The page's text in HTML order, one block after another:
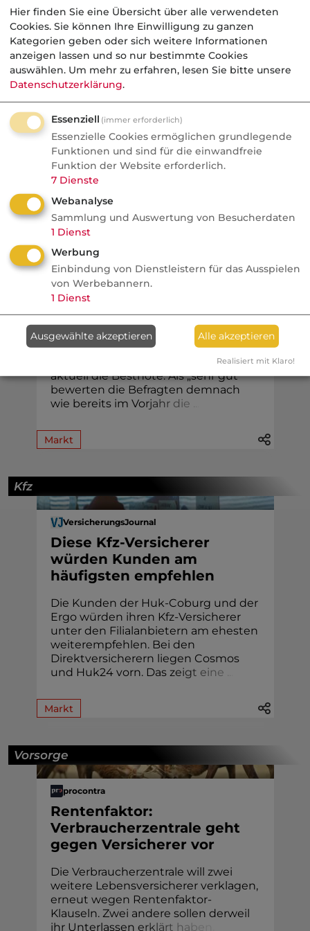
Sorgen um Deutschlands
Kreditwürdigkeit
Die Bundesrepublik gehört zu den rund
einem Dutzend Staaten weltweit, denen
die Ratingagenturen mit der Bestnote
AAA höchste Zahlungsfähigkeit
bescheinigen. Diese Einstufung könnte
jetzt ...
Komposit
VersicherungsJournal
Die fairsten
Rechtsschutzversicherer
aus Maklersicht
Einer Studie von Servicevalue und
Focus Money zufolge erreichen drei
von acht getesteten Anbietern
aktuell die Bestnote. Als „sehr gut“
bewerten die Befragten demnach
wie bereits im Vorjahr die
Markt
Kfz
VersicherungsJournal
Diese Kfz-Versicherer
würden Kunden am
häufigsten empfehlen
Die Kunden der Huk-Coburg und der
Ergo würden ihren Kfz-Versicherer
unter den Filialanbietern am ehesten
weiterempfehlen. Bei den
Direktversicherern liegen Cosmos
und Huk24 vorn. Das zeigt eine
Markt
Vorsorge
procontra
Rentenfaktor:
Verbraucherzentrale geht
gegen Versicherer vor
Die Verbraucherzentrale will zwei
weitere Lebensversicherer verklagen,
erneut wegen Rentenfaktor-
Klauseln. Zwei andere sollen derweil
ihr Unterlassen erklärt habe
Hier finden Sie eine Übersicht über alle verwendeten
Cookies. Sie können Ihre Einwilligung zu ganzen
Kategorien geben oder sich weitere Informationen
anzeigen lassen und so nur bestimmte Cookies
auswählen. Um mehr zu erfahren, lesen Sie bitte unsere
Datenschutzerklärung.
Essenziell (immer erforderlich)
Essenzielle Cookies ermöglichen grundlegende
Funktionen und sind für die einwandfreie
Funktion der Website erforderlich.
7 Dienste
Webanalyse
Sammlung und Auswertung von Besucherdaten
1 Dienst
Werbung
Einbindung von Dienstleistern für das Ausspielen
von Werbebannern.
1 Dienst
Ausgewählte akzeptieren Alle akzeptieren
Realisiert mit Klaro!